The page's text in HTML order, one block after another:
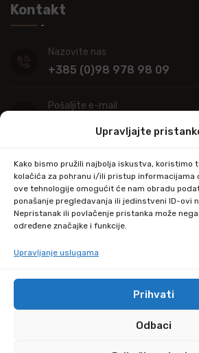
Upravljajte
Kako bismo pružili najbolja iskustva, koristimo
kolačića za pohranu i/ili pristup informacijama
ove tehnologije omogućit će nam obradu
ponašanje pregledavanja ili jedinstveni ID-ovi
Nepristanak ili povlačenje pristanka može
određene značajke i funkcije.
Upravljanje uslugama
Prihvati
Odbaci
Kontakt
Nazovite nas
+385 (0)98 978 98 09
Pošaljite e-mail
Adresa
Industrijska ulica 39,
34000 Požega
© Copyright 2024 by